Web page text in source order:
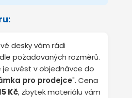
desky vám rádi
požadovaných rozměrů.
uvést v objednávce do
pro prodejce". Cena
Kč, zbytek materiálu vám